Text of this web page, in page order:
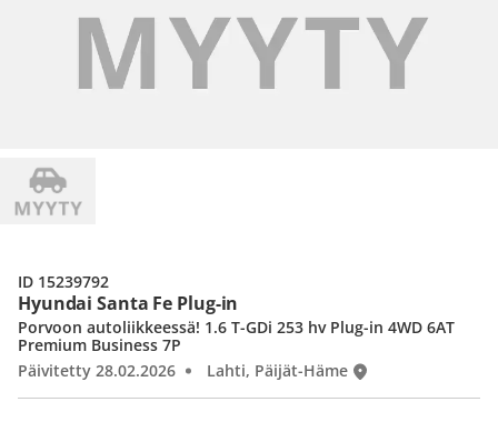
Hyundai Santa Fe Plug-in
Porvoon autoliikkeessä! 1.6 T-GDi 253 hv Plug-in 4WD 6AT
Premium Business 7P
Päivitetty 28.02.2026
Lahti, Päijät-Häme
ID 15239792